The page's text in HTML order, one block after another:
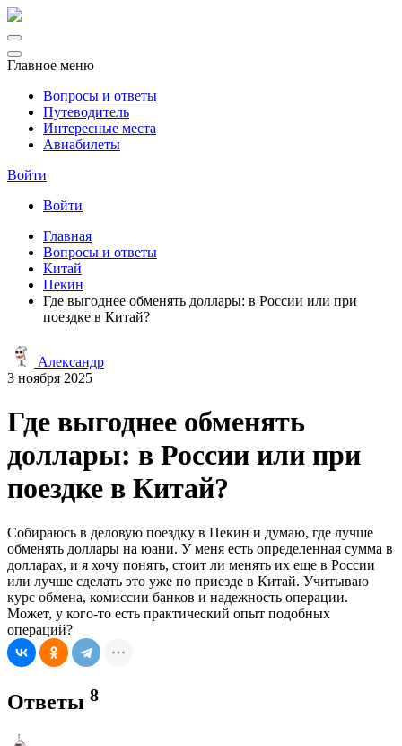
Главное меню
Вопросы и ответы
Путеводитель
Интересные места
Авиабилеты
Войти
Войти
Главная
Вопросы и ответы
Китай
Пекин
Где выгоднее обменять доллары: в России или при
поездке в Китай?
Александр
3 ноября 2025
Где выгоднее обменять
доллары: в России или при
поездке в Китай?
Собираюсь в деловую поездку в Пекин и думаю, где лучше
обменять доллары на юани. У меня есть определенная сумма в
долларах, и я хочу понять, стоит ли менять их еще в России
или лучше сделать это уже по приезде в Китай. Учитываю
курс обмена, комиссии банков и надежность операции.
Может, у кого-то есть практический опыт подобных
операций?
Ответы 8